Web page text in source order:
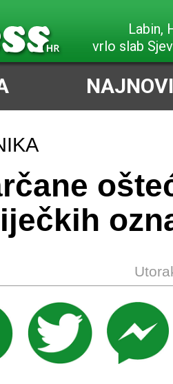
Labin,
vrlo slab